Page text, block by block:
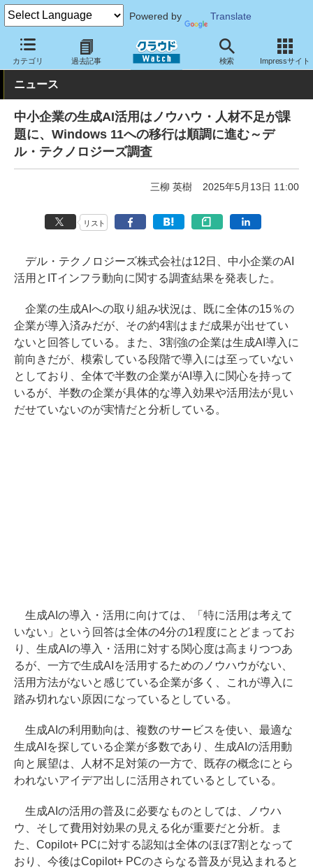
Powered by Translate
カテゴリ 過去記事 検索 Impressサイト
クラウド Watch トピック 調査・予測
ニュース
中小企業の生成AI活用はノウハウ・人材不足が課
題に、Windows 11への移行は順調に進む～デ
ル・テクノロジーズ調査
三柳 英樹 2025年5月13日 11:00
リスト
デル・テクノロジーズ株式会社は12日、中小企業のAI
活用とITインフラ動向に関する調査結果を発表した。
企業の生成AIへの取り組み状況は、既に全体の15％の
企業が導入済みだが、その約4割はまだ成果が出せてい
ないと回答している。また、3割強の企業は生成AI導入に
前向きだが、模索している段階で導入には至っていない
としており、全体で半数の企業がAI導入に関心を持って
いるが、半数の企業が具体的な導入効果や活用法が見い
だせていないのが実情だと分析している。
生成AIの導入・活用に向けては、「特に活用は考えて
いない」という回答は全体の4分の1程度にとどまってお
り、生成AIの導入・活用に対する関心度は高まりつつあ
るが、一方で生成AIを活用するためのノウハウがない、
活用方法がないと感じている企業が多く、これが導入に
踏み切れない原因になっているとしている。
生成AIの利用動向は、複数のサービスを使い、最適な
生成AIを探している企業が多数であり、生成AIの活用動
向と展望は、人材不足対策の一方で、既存の概念にとら
われないアイデア出しに活用されているとしている。
生成AIの活用の普及に必要なものとしては、ノウハ
ウ、そして費用対効果の見える化が重要だと分析。ま
た、Copilot+ PCに対する認知は全体のほぼ7割となって
おり、今後はCopilot+ PCのさらなる普及が見込まれると